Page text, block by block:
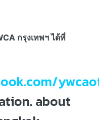
กรุงเทพฯ ได้ที่
about